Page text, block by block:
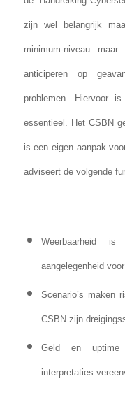
zijn wel belangrijk
minimum-niveau
anticiperen op
problemen. Hiervoor
essentieel. Het CSBN
is een eigen aanpak
adviseert de volgende
Weerbaarheid
aangelegenheid
Scenario’s maken
CSBN zijn
Geld en uptime
interpretaties